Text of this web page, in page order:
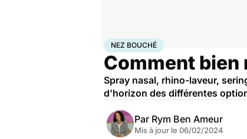
AccueilSantéBobos du quotidien
NEZ BOUCHÉ
Comment bien
Spray nasal, rhino-laveur,
d’horizon des différentes
Par Rym Ben Ameur
Mis à jour le 06/02/2024